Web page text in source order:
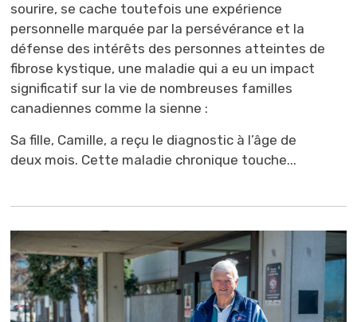
sourire, se cache toutefois une expérience
personnelle marquée par la persévérance et la
défense des intérêts des personnes atteintes de
fibrose kystique, une maladie qui a eu un impact
significatif sur la vie de nombreuses familles
canadiennes comme la sienne :
Sa fille, Camille, a reçu le diagnostic à l’âge de
deux mois. Cette maladie chronique touche...